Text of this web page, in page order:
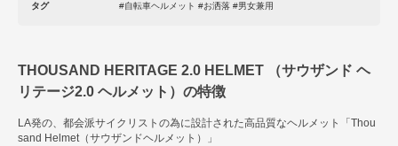
タグ #自転車ヘルメット #お洒落 #男女兼用
THOUSAND HERITAGE 2.0 HELMET （サウザンド ヘ
リテージ2.0 ヘルメット）の特徴
LA発の、都会派サイクリストの為に設計された高品質なヘルメット「Thou
sand Helmet（サウザンドヘルメット）」